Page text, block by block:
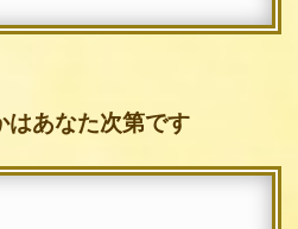
はあなた次第です